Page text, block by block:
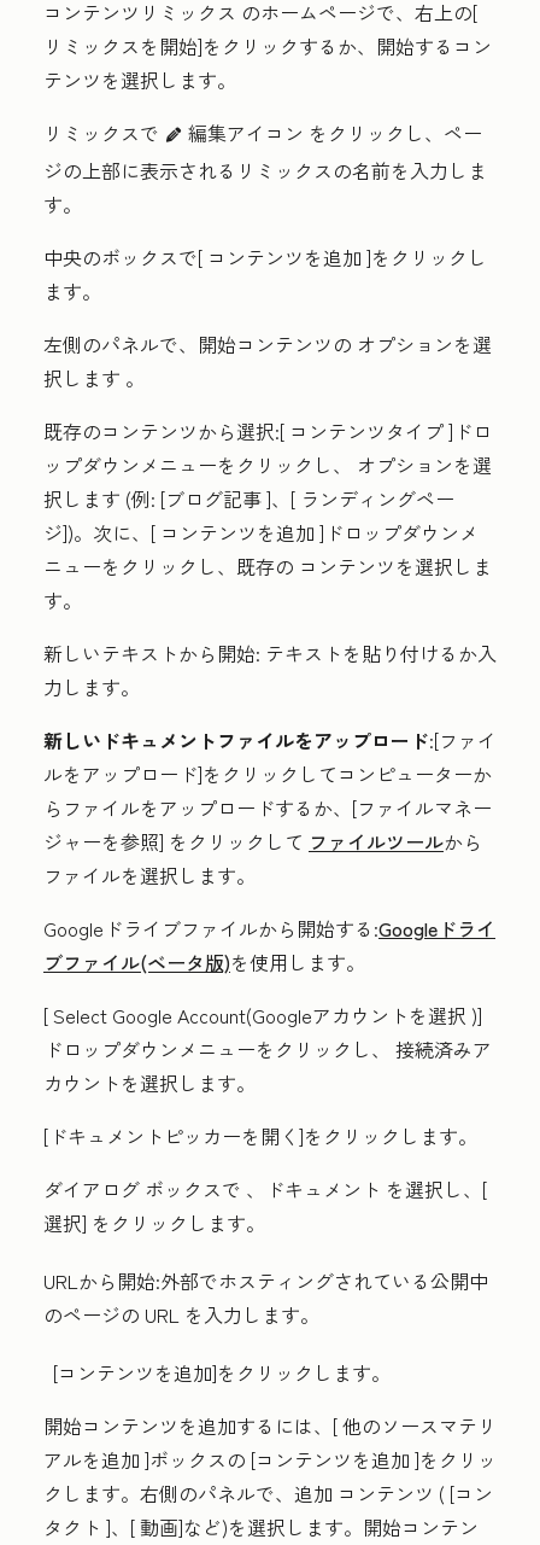
コンテンツリミックス のホームページで、右上の[
リミックスを開始]をクリックするか、 開始するコン
テンツを選択します。
リミックスで edit 編集アイコン をクリックし、ペー
ジの上部に表示されるリミックスの名前を入力しま
す。
中央のボックスで[ コンテンツを追加 ]をクリックし
ます。
左側のパネルで、開始コンテンツの オプションを選
択します 。
既存のコンテンツから選択:[ コンテンツタイプ]ドロ
ップダウンメニューをクリックし、 オプションを選
択します (例: [ブログ記事]、[ ランディングペー
ジ])。次に、[ コンテンツを追加 ]ドロップダウンメ
ニューをクリックし、既存の コンテンツを選択しま
す。
新しいテキストから開始: テキストを貼り付けるか入
力します。
新しいドキュメントファイルをアップロード:[ファイ
ルをアップロード]をクリックしてコンピューターか
らファイルをアップロードするか、[ファイルマネー
ジャーを参照] をクリックして ファイルツールから
ファイルを選択します。
Googleドライブファイルから開始する:Googleドライ
ブファイル(ベータ版)を使用します。
[Select Google Account(Googleアカウントを選択 )]
ドロップダウンメニューをクリックし、 接続済みア
カウントを選択します。
[ドキュメントピッカーを開く ]をクリックします。
ダイアログ ボックスで 、ドキュメント を選択し、[
選択] をクリックします。
URLから開始:外部でホスティングされている公開中
のページの URL を入力します。
[コンテンツを追加]をクリックします。
開始コンテンツを追加するには、[他のソースマテリ
アルを追加 ]ボックスの [コンテンツを追加 ]をクリッ
クします。右側のパネルで、追加 コンテンツ ( [コン
タクト ]、[動画]など)を選択します。開始コンテン